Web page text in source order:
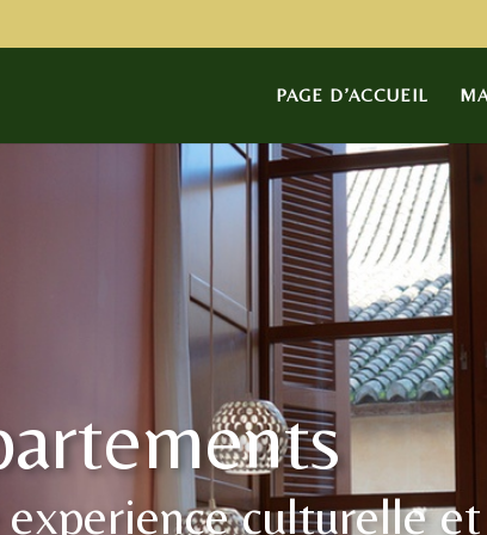
PAGE D’ACCUEIL
experience culturelle